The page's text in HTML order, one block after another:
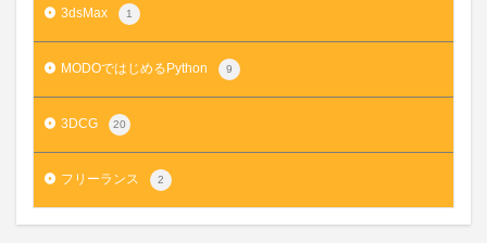
3dsMax 1
MODOではじめるPython 9
3DCG 20
フリーランス 2